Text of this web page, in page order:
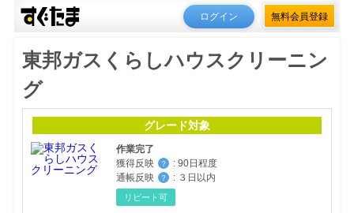
ログイン 無料会員登録
東邦ガスくらしハウスクリーニン
グ
グレード対象
作業完了
獲得反映
？ : 90日程度
通帳反映
？ : ３日以内
リピート可